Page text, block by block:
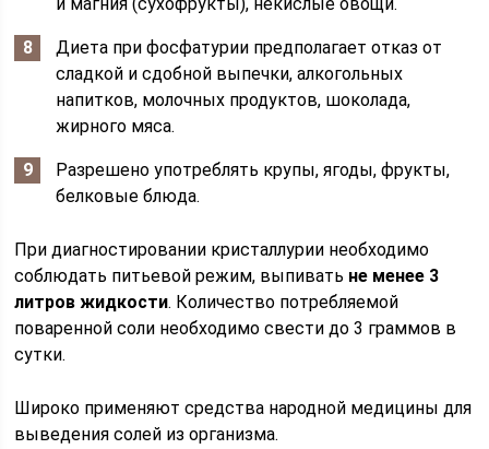
Диета при фосфатурии предполагает отказ от
сладкой и сдобной выпечки, алкогольных
напитков, молочных продуктов, шоколада,
жирного мяса.
Разрешено употреблять крупы, ягоды, фрукты,
белковые блюда.
При диагностировании кристаллурии необходимо
соблюдать питьевой режим, выпивать не менее 3
литров жидкости. Количество потребляемой
поваренной соли необходимо свести до 3 граммов в
сутки.
Широко применяют средства народной медицины для
выведения солей из организма.